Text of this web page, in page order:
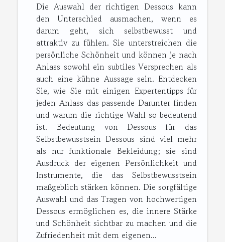
Die Auswahl der richtigen Dessous kann
den Unterschied ausmachen, wenn es
darum geht, sich selbstbewusst und
attraktiv zu fühlen. Sie unterstreichen die
persönliche Schönheit und können je nach
Anlass sowohl ein subtiles Versprechen als
auch eine kühne Aussage sein. Entdecken
Sie, wie Sie mit einigen Expertentipps für
jeden Anlass das passende Darunter finden
und warum die richtige Wahl so bedeutend
ist. Bedeutung von Dessous für das
Selbstbewusstsein Dessous sind viel mehr
als nur funktionale Bekleidung; sie sind
Ausdruck der eigenen Persönlichkeit und
Instrumente, die das Selbstbewusstsein
maßgeblich stärken können. Die sorgfältige
Auswahl und das Tragen von hochwertigen
Dessous ermöglichen es, die innere Stärke
und Schönheit sichtbar zu machen und die
Zufriedenheit mit dem eigenen...